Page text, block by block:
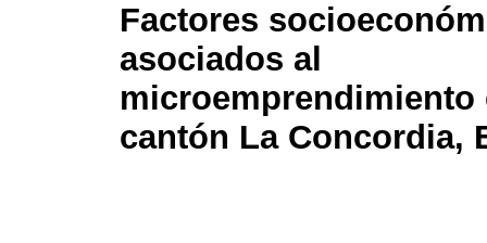
Factores
asociados al
microemprendimiento
cantón La Concordia,